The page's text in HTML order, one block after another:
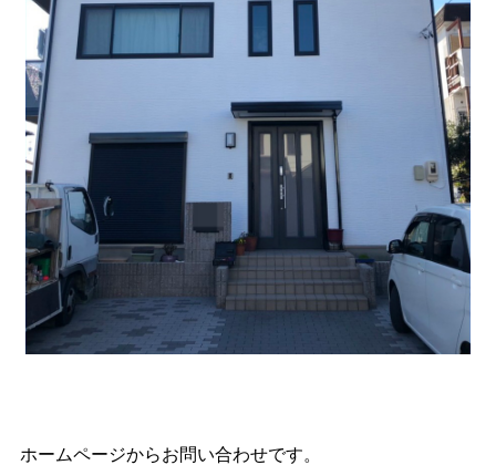
ホームページからお問い合わせです。